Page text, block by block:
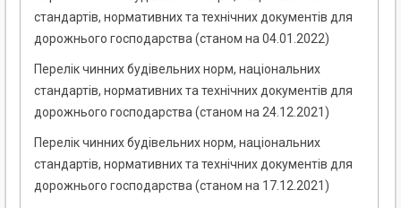
стандартів, нормативних та технічних документів для
дорожнього господарства (станом на 04.01.2022)
Перелік чинних будівельних норм, національних
стандартів, нормативних та технічних документів для
дорожнього господарства (станом на 24.12.2021)
Перелік чинних будівельних норм, національних
стандартів, нормативних та технічних документів для
дорожнього господарства (станом на 17.12.2021)